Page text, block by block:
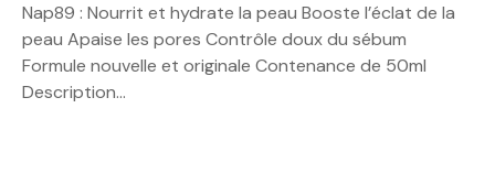
Nap89 : Nourrit et hydrate la peau Booste l’éclat de la
peau Apaise les pores Contrôle doux du sébum
Formule nouvelle et originale Contenance de 50ml
Description…